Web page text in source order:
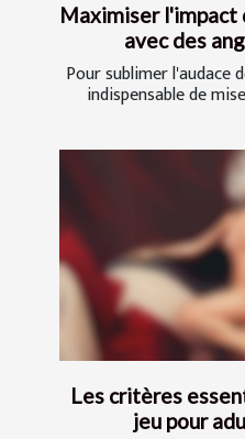
Maximiser l'impact
avec des
Pour sublimer l'audace
indispensable de
Les critères
jeu pour